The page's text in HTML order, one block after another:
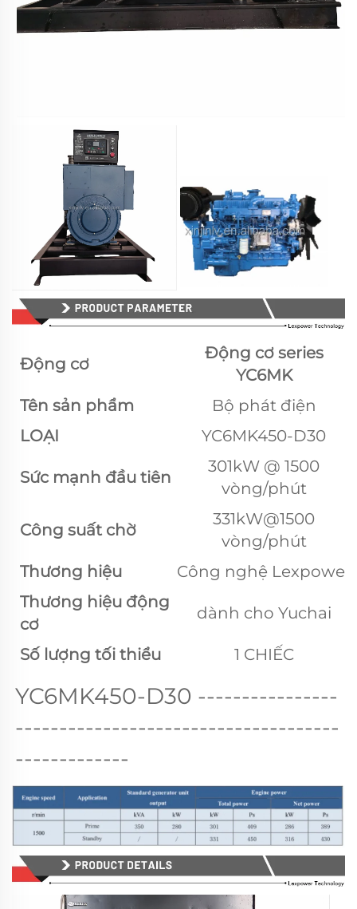
Động cơ
Động cơ series
YC6MK
Tên sản phẩm
Bộ phát điện
LOẠI
YC6MK450-D30
Sức mạnh đầu tiên
301kW @ 1500
vòng/phút
Công suất chờ
331kW@1500
vòng/phút
Thương hiệu
Công nghệ Lexpower
Thương hiệu động
cơ
dành cho Yuchai
Số lượng tối thiểu 1 CHIẾC
YC6MK450-D30 ----------------
-------------------------------------
-------------